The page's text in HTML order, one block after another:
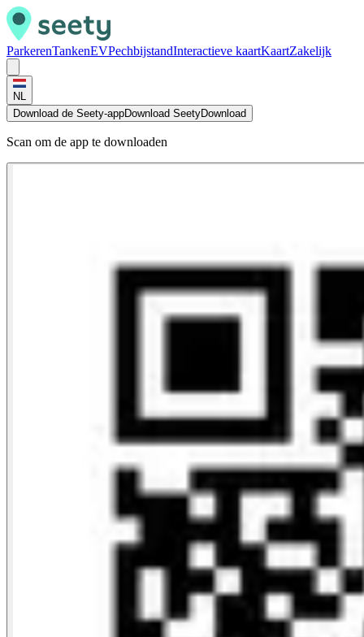
ParkerenTankenEVPechbijstandInteractieve kaartKaartZakelijk
NL
Download de Seety-appDownload SeetyDownload
Scan om de app te downloaden